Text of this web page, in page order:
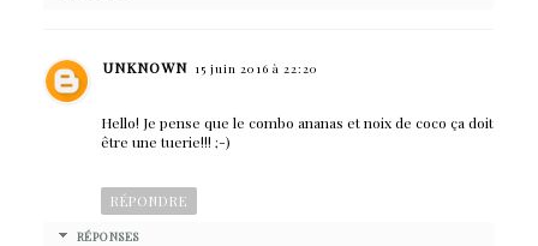
UNKNOWN 15 juin 2016 à 22:20
Hello! Je pense que le combo ananas et noix de coco ça doit
être une tuerie!!! ;-)
RÉPONDRE
RÉPONSES